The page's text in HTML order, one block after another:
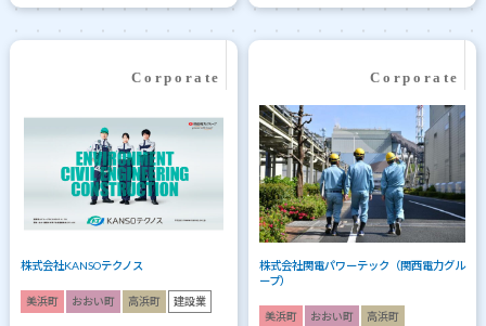
株式会社KANSOテクノス
美浜町 おおい町 高浜町 建設業
株式会社関電パワーテック（関西電力グル
ープ）
美浜町 おおい町 高浜町